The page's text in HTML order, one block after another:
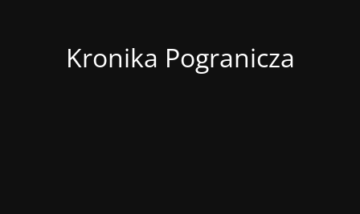
Kronika Pogranicza